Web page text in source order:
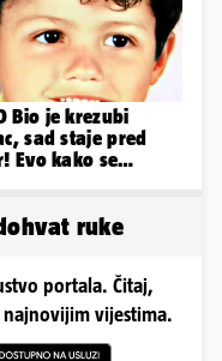
Bio je krezubi
sad staje pred
Evo kako se
ruke
portala. Čitaj,
vijestima.